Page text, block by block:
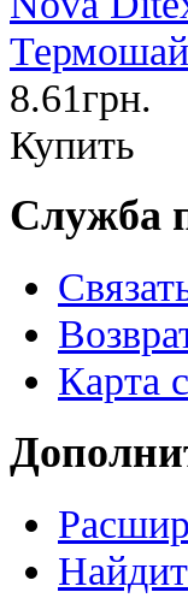
8.61грн.
Купить
Служба
Карта